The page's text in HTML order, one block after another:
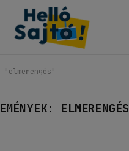
"elmerengés"
ELMERENGÉS